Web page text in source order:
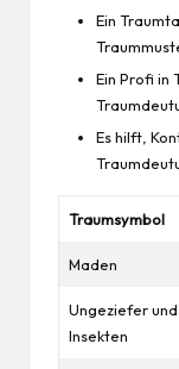
Ein
Ein Profi in
Es hilft,
Traumsymbol
Maden
Ungeziefer und
Insekten